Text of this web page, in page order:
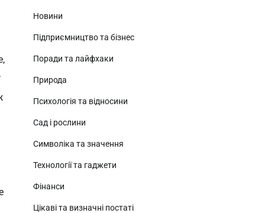
Новини
Підприємництво та бізнес
Поради та лайфхаки
Природа
Психологія та відносини
Сад і рослини
Символіка та значення
Технології та гаджети
Фінанси
Цікаві та визначні постаті